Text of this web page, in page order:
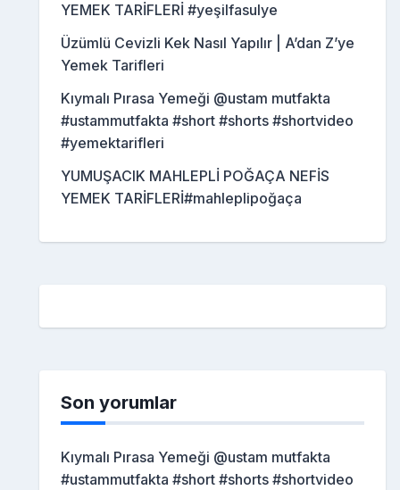
YEMEK TARİFLERİ #yeşilfasulye
Üzümlü Cevizli Kek Nasıl Yapılır | A’dan Z’ye
Yemek Tarifleri
Kıymalı Pırasa Yemeği @ustam mutfakta
#ustammutfakta #short #shorts #shortvideo
#yemektarifleri
YUMUŞACIK MAHLEPLİ POĞAÇA NEFİS
YEMEK TARİFLERİ#mahleplipoğaça
Son yorumlar
Kıymalı Pırasa Yemeği @ustam mutfakta
#ustammutfakta #short #shorts #shortvideo